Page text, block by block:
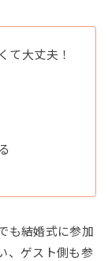
て大丈夫！
も結婚式に参加
、ゲスト側も参